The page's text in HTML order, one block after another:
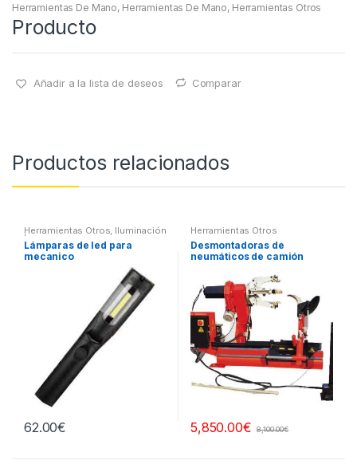
Herramientas De Mano, Herramientas De Mano, Herramientas Otros
Producto
Añadir a la lista de deseos Comparar
Productos relacionados
Herramientas Otros, Iluminación
| Linternas Led
Lámparas de led para
mecanico
62.00€
Herramientas Otros
Desmontadoras de
neumáticos de camión
5,850.00€ 8,100.00€